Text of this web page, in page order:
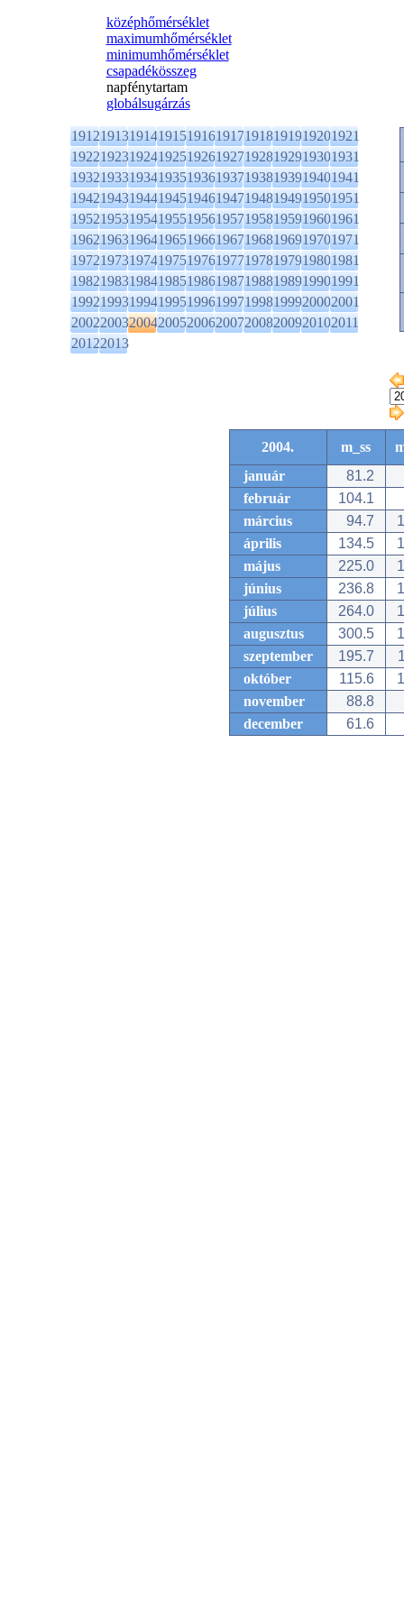
középhőmérséklet
maximumhőmérséklet
minimumhőmérséklet
csapadékösszeg
napfénytartam
globálsugárzás
1912191319141915191619171918191919201921
1922192319241925192619271928192919301931
1932193319341935193619371938193919401941
1942194319441945194619471948194919501951
1952195319541955195619571958195919601961
1962196319641965196619671968196919701971
1972197319741975197619771978197919801981
1982198319841985198619871988198919901991
1992199319941995199619971998199920002001
2002200320042005200620072008200920102011
20122013
2004. m_ss
január
81.2
február
104.1
március
94.7
április
134.5
május
225.0
június
236.8
július
264.0
augusztus
300.5
szeptember
195.7
október
115.6
november
88.8
december
61.6